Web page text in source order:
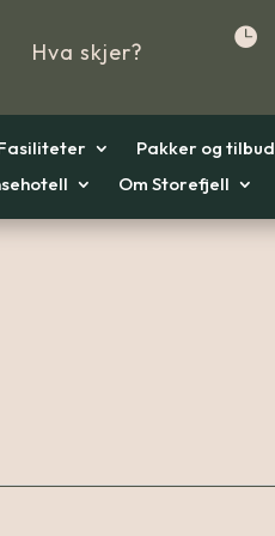
Hva skjer?

Pakker og tilbud
Om Storefjell